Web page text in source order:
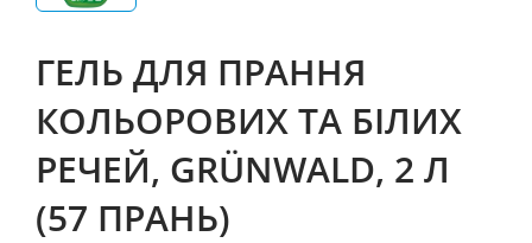
ГЕЛЬ ДЛЯ ПРАННЯ
КОЛЬОРОВИХ ТА БІЛИХ
РЕЧЕЙ, GRÜNWALD, 2 Л
(57 ПРАНЬ)